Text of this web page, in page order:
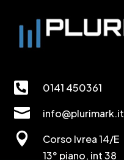
 0141 450361
 info@plurimark.it

Corso Ivrea 14/E
13° piano, int 38